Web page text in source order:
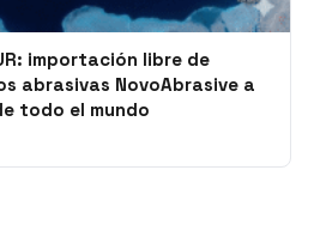
importación libre de
abrasivas NovoAbrasive a
todo el mundo